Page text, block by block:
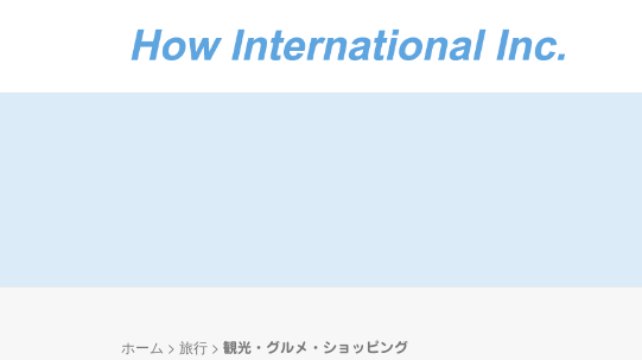
ホーム > 旅行 > 観光・グルメ・ショッピング